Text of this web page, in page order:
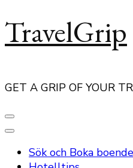
TravelGrip
GET A GRIP OF YOUR
Sök och Boka boende